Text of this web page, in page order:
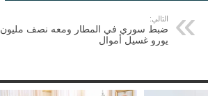
التالي:
ضبط سوري في المطار ومعه نصف مليون
يورو غسيل أموال